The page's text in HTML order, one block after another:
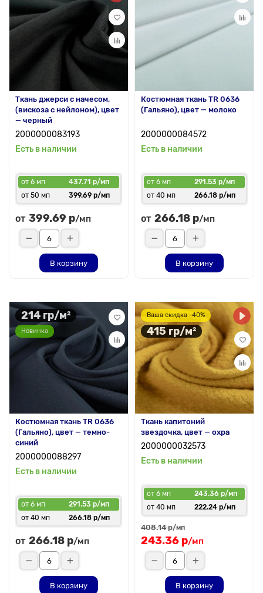
Ткань джерси с начесом,
(вискоза с нейлоном), цвет
— черный
2000000083193
Есть в наличии
от 6 мп
437.71 р/мп
от 50 мп
399.69 р/мп
от 399.69 р/мп
В корзину
Костюмная ткань TR 0636
(Гальяно), цвет — молоко
2000000084572
Есть в наличии
от 6 мп
291.53 р/мп
от 40 мп
266.18 р/мп
от 266.18 р/мп
В корзину
214 гр/м²
Новинка
Костюмная ткань TR 0636
(Гальяно), цвет — темно-
синий
2000000088297
Есть в наличии
от 6 мп
291.53 р/мп
от 40 мп
266.18 р/мп
от 266.18 р/мп
В корзину
Ваша скидка -40%
415 гр/м²
Ткань капитоний
звездочка, цвет — охра
2000000032573
Есть в наличии
от 6 мп
243.36 р/мп
от 40 мп
222.24 р/мп
408.14 р/мп
243.36 р/мп
В корзину